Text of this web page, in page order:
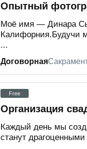
Опытный
Моё имя — Динара
Калифорния.Будучи
...
Договорная
Free
Организация
Каждый день мы
станут